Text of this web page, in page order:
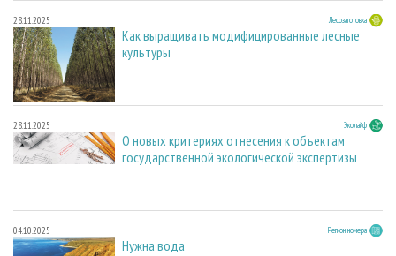
28.11.2025 Лесозаготовка
Как выращивать модифицированные лесные
культуры
28.11.2025 Эколайф
О новых критериях отнесения к объектам
государственной экологической экспертизы
04.10.2025 Регион номера
Нужна вода